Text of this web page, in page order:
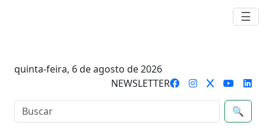
☰
quinta-feira, 6 de agosto de 2026
NEWSLETTER
🔍